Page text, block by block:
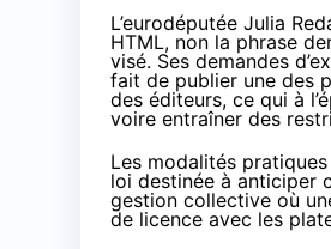
L’eurodéputée Julia
HTML, non la phrase
visé. Ses demandes
fait de publier une des
des éditeurs, ce qui à
voire entraîner des
Les modalités
loi destinée à anticiper
gestion collective où
de licence avec les